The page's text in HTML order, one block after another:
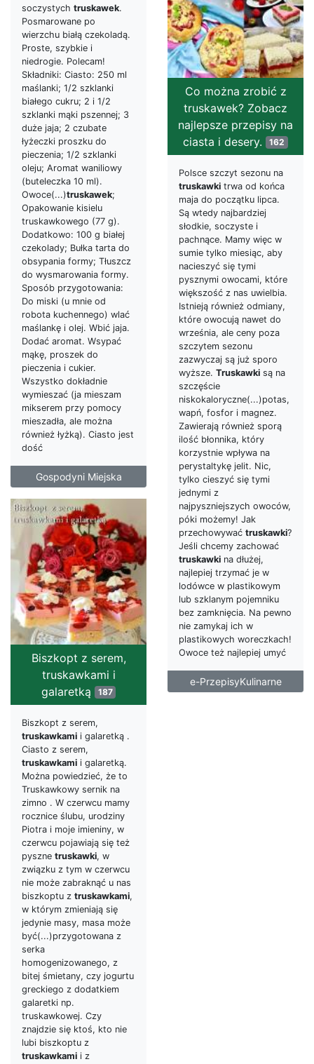
soczystych truskawek.
Posmarowane po
wierzchu białą czekoladą.
Proste, szybkie i
niedrogie. Polecam!
Składniki: Ciasto: 250 ml
maślanki; 1/2 szklanki
białego cukru; 2 i 1/2
szklanki mąki pszennej; 3
duże jaja; 2 czubate
łyżeczki proszku do
pieczenia; 1/2 szklanki
oleju; Aromat waniliowy
(buteleczka 10 ml).
Owoce(...)truskawek;
Opakowanie kisielu
truskawkowego (77 g).
Dodatkowo: 100 g białej
czekolady; Bułka tarta do
obsypania formy; Tłuszcz
do wysmarowania formy.
Sposób przygotowania:
Do miski (u mnie od
robota kuchennego) wlać
maślankę i olej. Wbić jaja.
Dodać aromat. Wsypać
mąkę, proszek do
pieczenia i cukier.
Wszystko dokładnie
wymieszać (ja mieszam
mikserem przy pomocy
mieszadła, ale można
również łyżką). Ciasto jest
dość
Gospodyni Miejska
Co można zrobić z
truskawek? Zobacz
najlepsze przepisy na
ciasta i desery. 162
Polsce szczyt sezonu na
truskawki trwa od końca
maja do początku lipca.
Są wtedy najbardziej
słodkie, soczyste i
pachnące. Mamy więc w
sumie tylko miesiąc, aby
nacieszyć się tymi
pysznymi owocami, które
większość z nas uwielbia.
Istnieją również odmiany,
które owocują nawet do
września, ale ceny poza
szczytem sezonu
zazwyczaj są już sporo
wyższe. Truskawki są na
szczęście
niskokaloryczne(...)potas,
wapń, fosfor i magnez.
Zawierają również sporą
ilość błonnika, który
korzystnie wpływa na
perystaltykę jelit. Nic,
tylko cieszyć się tymi
jednymi z
najpyszniejszych owoców,
póki możemy! Jak
przechowywać truskawki?
Jeśli chcemy zachować
truskawki na dłużej,
najlepiej trzymać je w
lodówce w plastikowym
lub szklanym pojemniku
bez zamknięcia. Na pewno
nie zamykaj ich w
plastikowych woreczkach!
Owoce też najlepiej umyć
e-PrzepisyKulinarne
Biszkopt z serem,
truskawkami i
galaretką
187
Biszkopt z serem,
truskawkami i galaretką .
Ciasto z serem,
truskawkami i galaretką.
Można powiedzieć, że to
Truskawkowy sernik na
zimno . W czerwcu mamy
rocznice ślubu, urodziny
Piotra i moje imieniny, w
czerwcu pojawiają się też
pyszne truskawki, w
związku z tym w czerwcu
nie może zabraknąć u nas
biszkoptu z truskawkami,
w którym zmieniają się
jedynie masy, masa może
być(...)przygotowana z
serka
homogenizowanego, z
bitej śmietany, czy jogurtu
greckiego z dodatkiem
galaretki np.
truskawkowej. Czy
znajdzie się ktoś, kto nie
lubi biszkoptu z
truskawkami i z